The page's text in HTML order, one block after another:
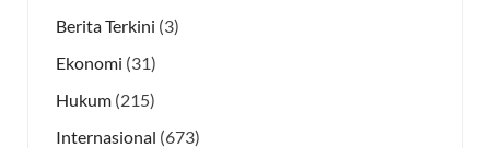
Berita Terkini (3)
Ekonomi (31)
Hukum (215)
Internasional (673)